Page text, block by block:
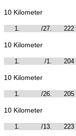
10 Kilometer
1. /27. 222
10 Kilometer
1. /1. 204
10 Kilometer
1. /26. 205
10 Kilometer
1. /13. 223